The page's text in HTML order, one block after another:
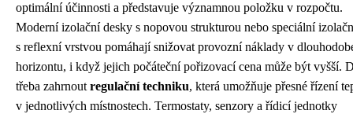
optimální účinnosti a představuje významnou položku v rozpočtu.
Moderní izolační desky s nopovou strukturou nebo speciální
s reflexní vrstvou pomáhají snižovat provozní náklady v
horizontu, i když jejich počáteční pořizovací cena může být vyšší.
třeba zahrnout regulační techniku, která umožňuje přesné řízení
v jednotlivých místnostech. Termostaty, senzory a řídicí jednotky